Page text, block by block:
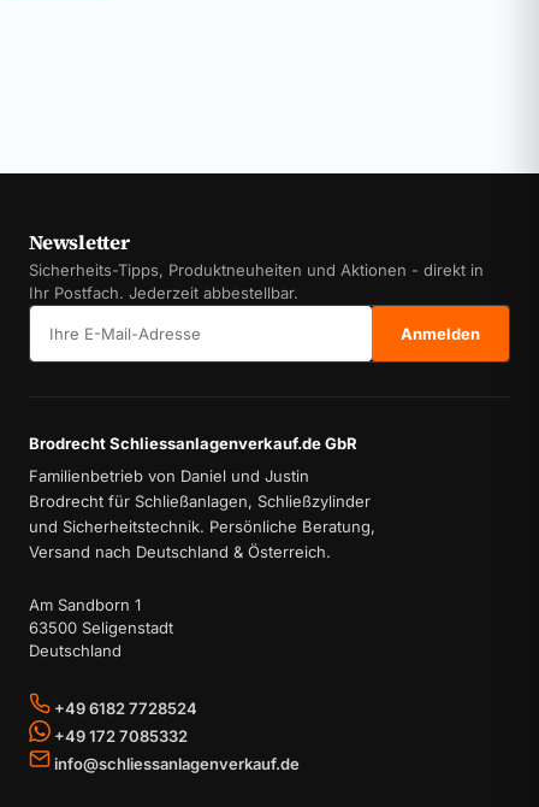
Newsletter
Sicherheits-Tipps, Produktneuheiten und Aktionen - direkt in
Ihr Postfach. Jederzeit abbestellbar.
Anmelden
Brodrecht Schliessanlagenverkauf.de GbR
Familienbetrieb von Daniel und Justin
Brodrecht für Schließanlagen, Schließzylinder
und Sicherheitstechnik. Persönliche Beratung,
Versand nach Deutschland & Österreich.
Am Sandborn 1
63500 Seligenstadt
Deutschland
+49 6182 7728524
+49 172 7085332
info@schliessanlagenverkauf.de